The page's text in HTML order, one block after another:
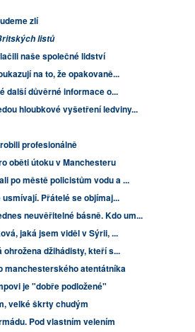
zlí
listů
naše společné lidství
na to, že opakovaně...
další důvěrné informace o...
hloubkové vyšetření ledviny...
profesionálně
oběti útoku v Manchesteru
po městě policistům vodu a ...
Přátelé se objímaj...
neuvěřitelné básně. Kdo um...
jaká jsem viděl v Sýrii, ...
džihádisty, kteří s...
manchesterského atentátníka
je "dobře podložené"
velké škrty chudým
Pod vlastním velením